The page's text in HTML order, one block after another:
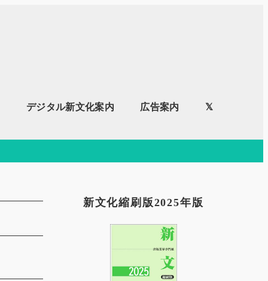
デジタル新文化案内 広告案内 𝕏
新文化縮刷版2025年版